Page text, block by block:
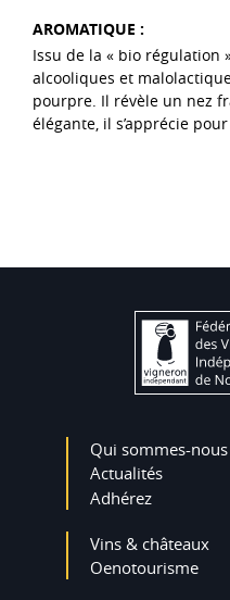
AROMATIQUE :
Issu de la « bio régulation
alcooliques et
pourpre. Il révèle un nez
élégante, il s’apprécie
Qui sommes-nous
Actualités
Adhérez
Vins & châteaux
Oenotourisme